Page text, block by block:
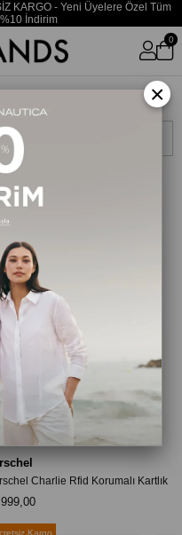
KARGO - Yeni Üyelere Özel Tüm
İndirim
0
Charlie Rfid Korumalı Kartlık
Kargo
×